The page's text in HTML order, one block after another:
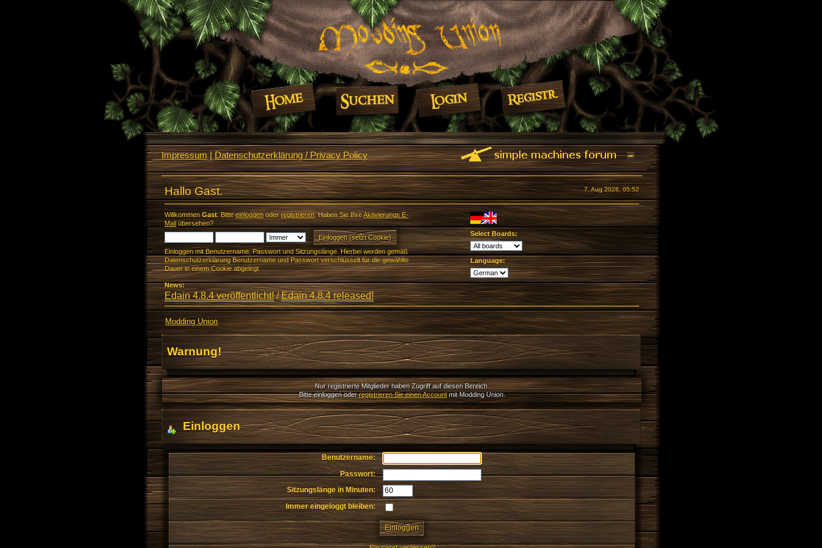
Impressum|Datenschutzerklärung / Privacy Policy
7. Aug 2026, 05:52
Hallo Gast.
Willkommen Gast. Bitte einloggenoderregistrieren. Haben Sie IhreAktivierungs E-
Mailübersehen?
Einloggen mit Benutzername, Passwort und Sitzungslänge. Hierbei werden gemäß
Datenschutzerklärung Benutzername und Passwort verschlüsselt für die gewählte
Dauer in einem Cookie abgelegt.
Select Boards:
Language:
News:
Edain 4.8.4 veröffentlicht!/Edain 4.8.4 released!
Modding Union
Warnung!
Nur registrierte Mitglieder haben Zugriff auf diesen Bereich.
Bitte einloggen oderregistrieren Sie einen Accountmit Modding Union.
Einloggen
Benutzername:
Passwort:
Sitzungslänge in Minuten:
Immer eingeloggt bleiben: